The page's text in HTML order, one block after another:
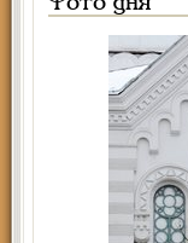
Фото дня